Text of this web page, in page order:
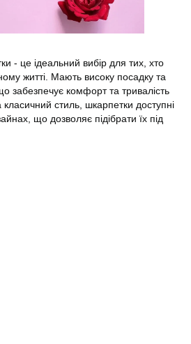
- це ідеальний вибір для тих, хто
житті. Мають високу посадку та
забезпечує комфорт та тривалість
стиль, шкарпетки доступні
що дозволяє підібрати їх під